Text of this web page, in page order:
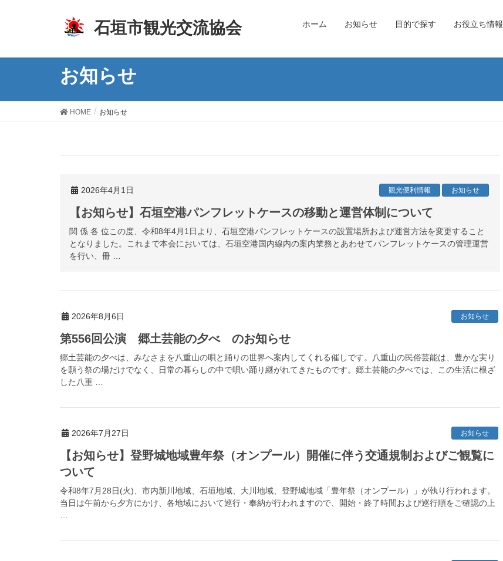
石垣市観光交流協会 ホーム お知らせ 目的で探す お役立ち情報
お知らせ
HOME お知らせ
2026年4月1日 お知らせ
観光便利情報
【お知らせ】石垣空港パンフレットケースの移動と運営体制について
関 係 各 位この度、令和8年4月1日より、石垣空港パンフレットケースの設置場所および運営方法を変更すること
となりました。これまで本会においては、石垣空港国内線内の案内業務とあわせてパンフレットケースの管理運営
を行い、冊 …
2026年8月6日 お知らせ
第556回公演 郷土芸能の夕べ のお知らせ
郷土芸能の夕べは、みなさまを八重山の唄と踊りの世界へ案内してくれる催しです。八重山の民俗芸能は、豊かな実り
を願う祭の場だけでなく、日常の暮らしの中で唄い踊り継がれてきたものです。郷土芸能の夕べでは、この生活に根ざ
した八重 …
2026年7月27日 お知らせ
【お知らせ】登野城地域豊年祭（オンプール）開催に伴う交通規制およびご観覧に
ついて
令和8年7月28日(火)、市内新川地域、石垣地域、大川地域、登野城地域「豊年祭（オンプール）」が執り行われます。
当日は午前から夕方にかけ、各地域において巡行・奉納が行われますので、開始・終了時間および巡行順をご確認の上